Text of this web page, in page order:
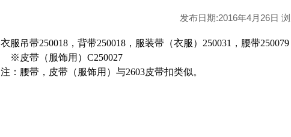
发布日期:2016年4月26日
衣服吊带250018，背带250018，服装带（衣服）250031，腰带
※皮带（服饰用）C250027
注：腰带，皮带（服饰用）与2603皮带扣类似。